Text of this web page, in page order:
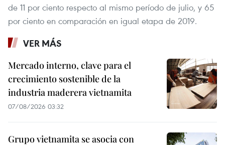
de 11 por ciento respecto al mismo período de julio, y 65
por ciento en comparación en igual etapa de 2019.
VER MÁS
Mercado interno, clave para el
crecimiento sostenible de la
industria maderera vietnamita
07/08/2026 03:32
Grupo vietnamita se asocia con